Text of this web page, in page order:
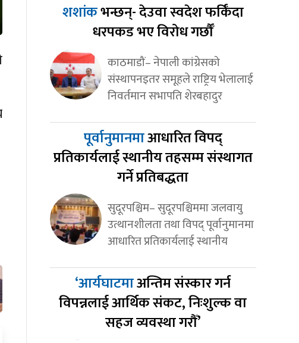
शशांकभन्छन्- देउवा स्वदेश फर्किँदा
धरपकड भए विरोध गर्छौँ
काठमाडौं– नेपाली कांग्रेसको
संस्थापनइतर समूहले राष्ट्रिय भेलालाई
निवर्तमान सभापति शेरबहादुर
पूर्वानुमानमाआधारित विपद्
प्रतिकार्यलाई स्थानीय तहसम्म संस्थागत
गर्ने प्रतिबद्धता
सुदूरपश्चिम– सुदूरपश्चिममा जलवायु
उत्थानशीलता तथा विपद् पूर्वानुमानमा
आधारित प्रतिकार्यलाई स्थानीय
‘आर्यघाटमाअन्तिम संस्कार गर्न
विपन्नलाई आर्थिक संकट, निःशुल्क वा
सहज व्यवस्था गरौँ’